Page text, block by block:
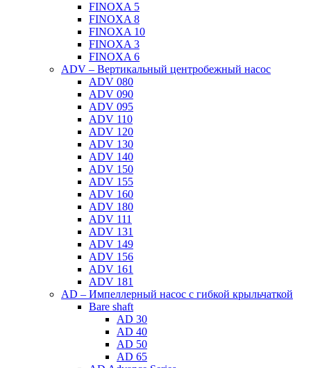
FINOXA 5
FINOXA 8
FINOXA 10
FINOXA 3
FINOXA 6
ADV – Вертикальный центробежный насос
ADV 080
ADV 090
ADV 095
ADV 110
ADV 120
ADV 130
ADV 140
ADV 150
ADV 155
ADV 160
ADV 180
ADV 111
ADV 131
ADV 149
ADV 156
ADV 161
ADV 181
AD – Импеллерный насос с гибкой крыльчаткой
Bare shaft
AD 30
AD 40
AD 50
AD 65